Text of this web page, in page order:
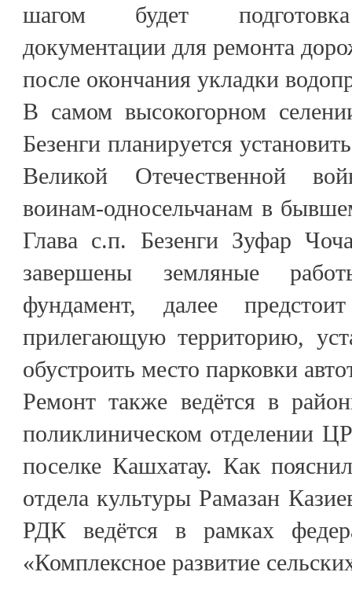
шагом будет подготовка
документации для ремонта
после окончания укладки
В самом высокогорном
Безенги планируется
Великой Отечественной
воинам-односельчанам в
Глава с.п. Безенги Зуфар
завершены земляные
фундамент, далее
прилегающую территорию,
обустроить место парковки
Ремонт также ведётся в
поликлиническом отделении
поселке Кашхатау. Как
отдела культуры Рамазан
РДК ведётся в рамках
«Комплексное развитие